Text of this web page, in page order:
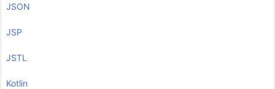
JSON
JSP
JSTL
Kotlin